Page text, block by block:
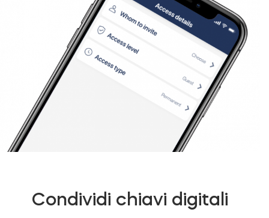
Condividi chiavi digitali